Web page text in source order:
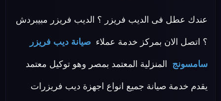
عندك عطل فى الديب فريزر ؟ الديب فريزر مبيبردش
؟ اتصل الان بمركز خدمة عملاء صيانة ديب فريزر
سامسونج المنزلية المعتمد بمصر وهو توكيل معتمد
يقدم خدمة صيانة جميع انواع اجهزة ديب فريزرات